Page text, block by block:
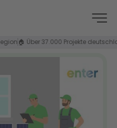
🏠 Über 37.000 Projekte